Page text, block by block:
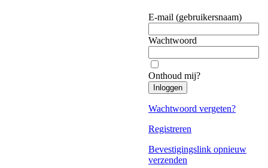
E-mail (gebruikersnaam)
Wachtwoord
Onthoud mij?
Inloggen
Wachtwoord vergeten?
Registreren
Bevestigingslink opnieuw
verzenden